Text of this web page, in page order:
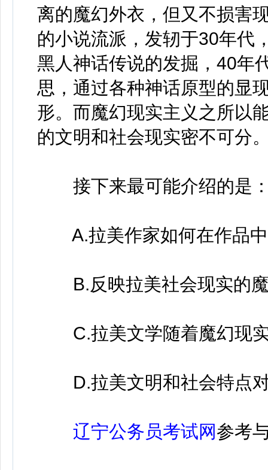
离的魔幻外衣，但又不损害
的小说流派，发轫于30年代
黑人神话传说的发掘，40年
思，通过各种神话原型的显
形。而魔幻现实主义之所以
的文明和社会现实密不可分
接下来最可能介绍的是
A.拉美作家如何在作品中
B.反映拉美社会现实的魔
C.拉美文学随着魔幻现实
D.拉美文明和社会特点对
辽宁公务员考试网参考